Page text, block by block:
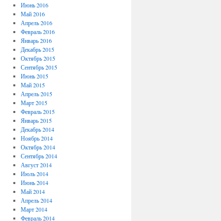
Июнь 2016
Май 2016
Апрель 2016
Февраль 2016
Январь 2016
Декабрь 2015
Октябрь 2015
Сентябрь 2015
Июнь 2015
Май 2015
Апрель 2015
Март 2015
Февраль 2015
Январь 2015
Декабрь 2014
Ноябрь 2014
Октябрь 2014
Сентябрь 2014
Август 2014
Июль 2014
Июнь 2014
Май 2014
Апрель 2014
Март 2014
Февраль 2014